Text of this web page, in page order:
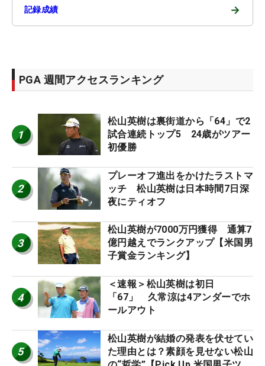
記録成績 →
PGA 週間アクセスランキング
1
松山英樹は裏街道から「64」で2
試合連続トップ5 24歳がツアー
初優勝
2
プレーオフ進出をかけたラストマ
ッチ 松山英樹は日本時間7日深
夜にティオフ
3
松山英樹が7000万円獲得 通算7
億円越えでランクアップ【米国男
子賞金ランキング】
4
＜速報＞松山英樹は初日
「67」 久常涼は4アンダーでホ
ールアウト
5
松山英樹が結婚の発表を伏せてい
た理由とは？素顔を見せない松山